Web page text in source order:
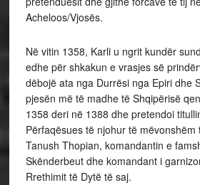
Acheloos/Vjosës.
Në vitin 1358, Karli u ngrit kundër
edhe për shkakun e vrasjes së
dëbojë ata nga Durrësi nga Epiri dhe
pjesën më të madhe të Shqipërisë
1358 deri në 1388 dhe pretendoi
Përfaqësues të njohur të
Tanush Thopian, komandantin e
Skënderbeut dhe komandant i
Rrethimit të Dytë të saj.